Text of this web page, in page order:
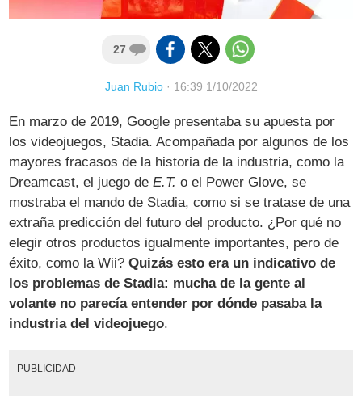
27
Juan Rubio· 16:39 1/10/2022
En marzo de 2019, Google presentaba su apuesta por
los videojuegos, Stadia. Acompañada por algunos de los
mayores fracasos de la historia de la industria, como la
Dreamcast, el juego deE.T. o el Power Glove, se
mostraba el mando de Stadia, como si se tratase de una
extraña predicción del futuro del producto. ¿Por qué no
elegir otros productos igualmente importantes, pero de
éxito, como la Wii?Quizás esto era un indicativo de
los problemas de Stadia: mucha de la gente al
volante no parecía entender por dónde pasaba la
industria del videojuego.
PUBLICIDAD